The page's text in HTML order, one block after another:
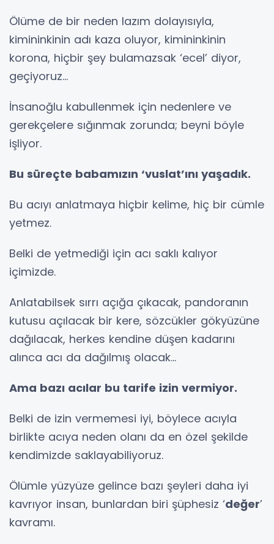
Ölüme de bir neden lazım dolayısıyla,
kimininkinin adı kaza oluyor, kimininkinin
korona, hiçbir şey bulamazsak ‘ecel’ diyor,
geçiyoruz...
İnsanoğlu kabullenmek için nedenlere ve
gerekçelere sığınmak zorunda; beyni böyle
işliyor.
Bu süreçte babamızın ‘vuslat’ını yaşadık.
Bu acıyı anlatmaya hiçbir kelime, hiç bir cümle
yetmez.
Belki de yetmediği için acı saklı kalıyor
içimizde.
Anlatabilsek sırrı açığa çıkacak, pandoranın
kutusu açılacak bir kere, sözcükler gökyüzüne
dağılacak, herkes kendine düşen kadarını
alınca acı da dağılmış olacak...
Ama bazı acılar bu tarife izin vermiyor.
Belki de izin vermemesi iyi, böylece acıyla
birlikte acıya neden olanı da en özel şekilde
kendimizde saklayabiliyoruz.
Ölümle yüzyüze gelince bazı şeyleri daha iyi
kavrıyor insan, bunlardan biri şüphesiz ‘değer’
kavramı.